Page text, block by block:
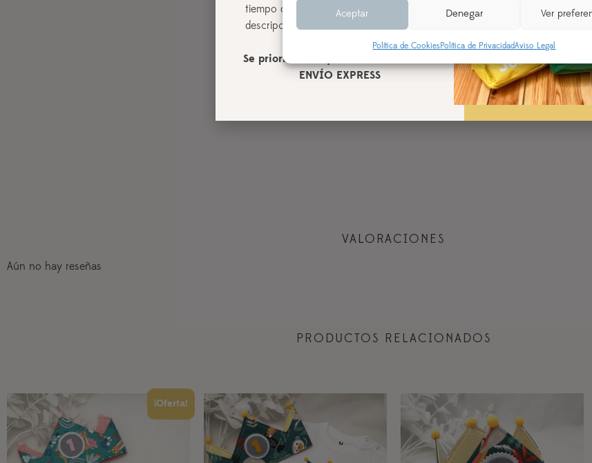
Aceptar Denegar Ver
Política de CookiesPolítica de PrivacidadAviso Legal
Observaciones
AÑADIR AL
VALORACIONES
Aún no hay reseñas
PRODUCTOS RELACIONADOS
¡Oferta!
tiempo de procesamiento (indicado en la
descripción del producto), a partir del 24
Se priorizarán aquellos realizados con
ENVÍO EXPRESS